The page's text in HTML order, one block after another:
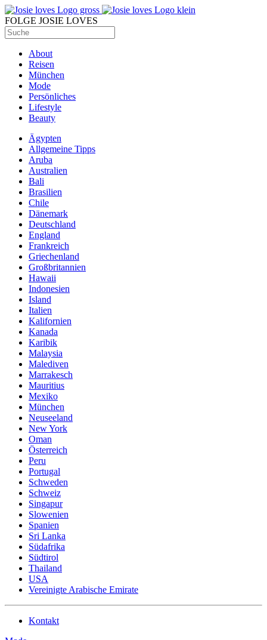
FOLGE JOSIE LOVES
About
Reisen
München
Mode
Persönliches
Lifestyle
Beauty
Ägypten
Allgemeine Tipps
Aruba
Australien
Bali
Brasilien
Chile
Dänemark
Deutschland
England
Frankreich
Griechenland
Großbritannien
Hawaii
Indonesien
Island
Italien
Kalifornien
Kanada
Karibik
Malaysia
Malediven
Marrakesch
Mauritius
Mexiko
München
Neuseeland
New York
Oman
Österreich
Peru
Portugal
Schweden
Schweiz
Singapur
Slowenien
Spanien
Sri Lanka
Südafrika
Südtirol
Thailand
USA
Vereinigte Arabische Emirate
Kontakt